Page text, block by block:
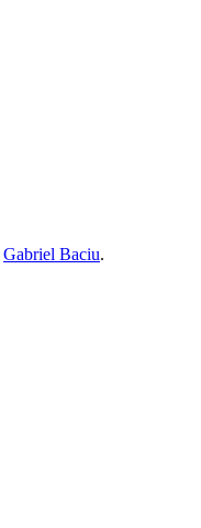
Gabriel Baciu.